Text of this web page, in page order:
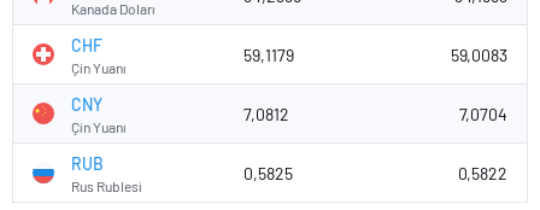
Kanada Doları
CHF
Çin Yuanı
59,1179 59,0083
CNY
Çin Yuanı
7,0812 7,0704
RUB
Rus Rublesi
0,5825 0,5822